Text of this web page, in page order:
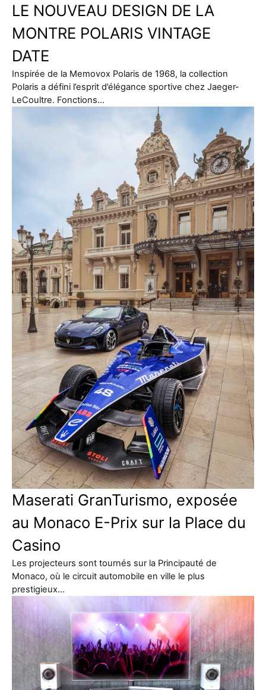
LE NOUVEAU DESIGN DE LA
MONTRE POLARIS VINTAGE
DATE
Inspirée de la Memovox Polaris de 1968, la collection
Polaris a défini l’esprit d’élégance sportive chez Jaeger-
LeCoultre. Fonctions…
Maserati GranTurismo, exposée
au Monaco E-Prix sur la Place du
Casino
Les projecteurs sont tournés sur la Principauté de
Monaco, où le circuit automobile en ville le plus
prestigieux…